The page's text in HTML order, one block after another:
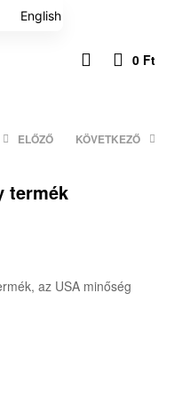
0 Ft
ELŐZŐ KÖVETKEZŐ
termék
az USA minőség
English